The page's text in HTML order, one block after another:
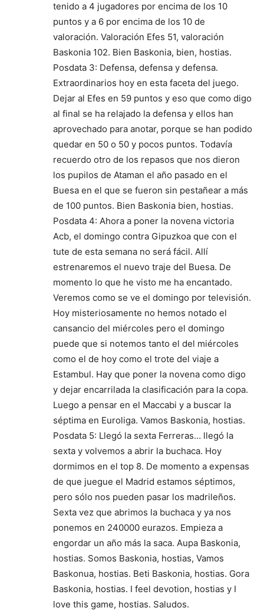
tenido a 4 jugadores por encima de los 10
puntos y a 6 por encima de los 10 de
valoración. Valoración Efes 51, valoración
Baskonia 102. Bien Baskonia, bien, hostias.
Posdata 3: Defensa, defensa y defensa.
Extraordinarios hoy en esta faceta del juego.
Dejar al Efes en 59 puntos y eso que como digo
al final se ha relajado la defensa y ellos han
aprovechado para anotar, porque se han podido
quedar en 50 o 50 y pocos puntos. Todavía
recuerdo otro de los repasos que nos dieron
los pupilos de Ataman el año pasado en el
Buesa en el que se fueron sin pestañear a más
de 100 puntos. Bien Baskonia bien, hostias.
Posdata 4: Ahora a poner la novena victoria
Acb, el domingo contra Gipuzkoa que con el
tute de esta semana no será fácil. Allí
estrenaremos el nuevo traje del Buesa. De
momento lo que he visto me ha encantado.
Veremos como se ve el domingo por televisión.
Hoy misteriosamente no hemos notado el
cansancio del miércoles pero el domingo
puede que si notemos tanto el del miércoles
como el de hoy como el trote del viaje a
Estambul. Hay que poner la novena como digo
y dejar encarrilada la clasificación para la copa.
Luego a pensar en el Maccabi y a buscar la
séptima en Euroliga. Vamos Baskonia, hostias.
Posdata 5: Llegó la sexta Ferreras… llegó la
sexta y volvemos a abrir la buchaca. Hoy
dormimos en el top 8. De momento a expensas
de que juegue el Madrid estamos séptimos,
pero sólo nos pueden pasar los madrileños.
Sexta vez que abrimos la buchaca y ya nos
ponemos en 240000 eurazos. Empieza a
engordar un año más la saca. Aupa Baskonia,
hostias. Somos Baskonia, hostias, Vamos
Baskonua, hostias. Beti Baskonia, hostias. Gora
Baskonia, hostias. I feel devotion, hostias y I
love this game, hostias. Saludos.